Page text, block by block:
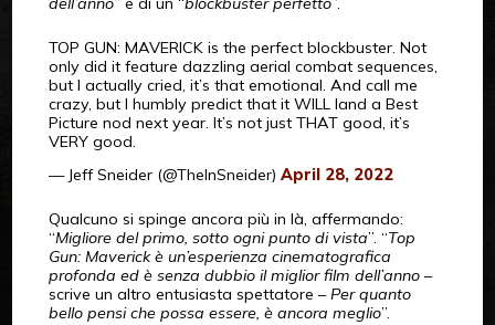
TOP GUN: MAVERICK is the perfect blockbuster. Not
only did it feature dazzling aerial combat sequences,
but I actually cried, it’s that emotional. And call me
crazy, but I humbly predict that it WILL land a Best
Picture nod next year. It’s not just THAT good, it’s
VERY good.
— Jeff Sneider (@TheInSneider) April 28, 2022
Qualcuno si spinge ancora più in là, affermando:
“Migliore del primo, sotto ogni punto di vista”. “Top
Gun: Maverick è un’esperienza cinematografica
profonda ed è senza dubbio il miglior film dell’anno–
scrive un altro entusiasta spettatore –Per quanto
bello pensi che possa essere, è ancora meglio”.